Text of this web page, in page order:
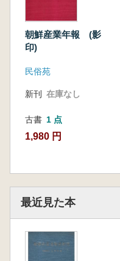
朝鮮産業年報 (影
印)
民俗苑
新刊 在庫なし
古書 1 点
1,980 円
最近見た本